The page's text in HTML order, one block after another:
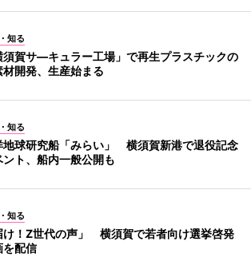
知る
須賀サ―キュラー工場」で再生プラスチックの
材開発、生産始まる
知る
地球研究船「みらい」 横須賀新港で退役記念
ント、船内一般公開も
知る
け！Z世代の声」 横須賀で若者向け選挙啓発
を配信